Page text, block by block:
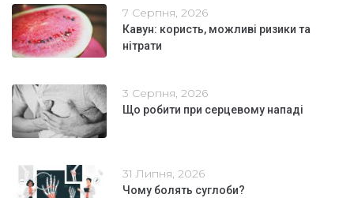
7 Серпня, 2026
Кавун: користь, можливі ризики та
нітрати
3 Серпня, 2026
Що робити при серцевому нападі
31 Липня, 2026
Чому болять суглоби?